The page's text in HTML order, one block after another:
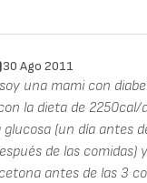
30 Ago 2011
una mami con
la dieta de
(un día antes
de las comidas)
antes de las 3